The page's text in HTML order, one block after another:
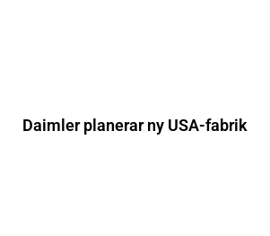
Daimler planerar ny USA-fabrik